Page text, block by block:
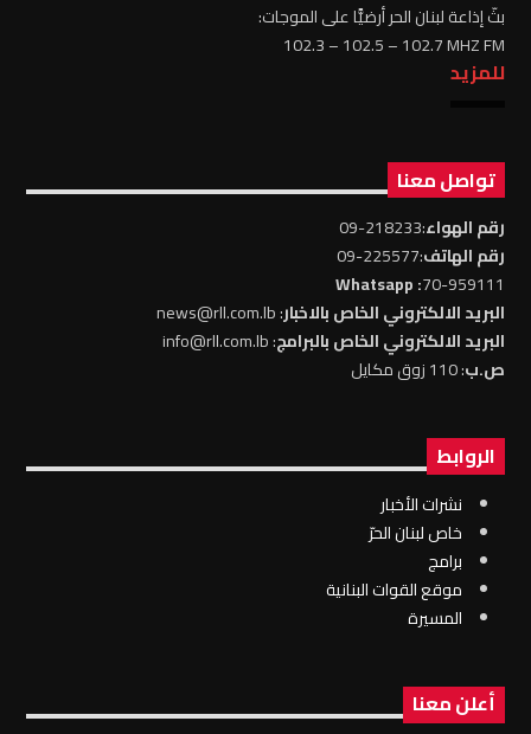
بثّ إذاعة لبنان الحر أرضيًّا على الموجات:
102.3 – 102.5 – 102.7 MHZ FM
للمزيد
تواصل معنا
رقم الهواء:218233-09
رقم الهاتف:225577-09
70-959111
: Whatsapp
البريد الالكتروني الخاص بالاخبار: news@rll.com.lb
البريد الالكتروني الخاص بالبرامج: info@rll.com.lb
ص.ب: 110 زوق مكايل
الروابط
نشرات الأخبار
خاص لبنان الحرّ
برامج
موقع القوات البنانية
المسيرة
أعلن معنا